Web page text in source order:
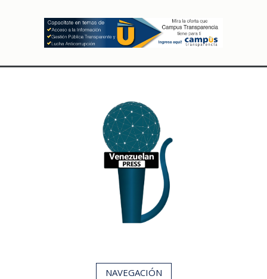
NAVEGACIÓN